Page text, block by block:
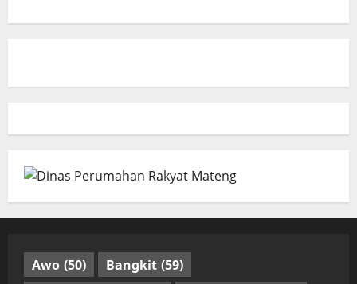
Awo (50) Bangkit (59)